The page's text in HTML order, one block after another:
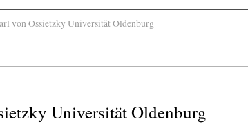
von Ossietzky Universität Oldenburg
Universität Oldenburg